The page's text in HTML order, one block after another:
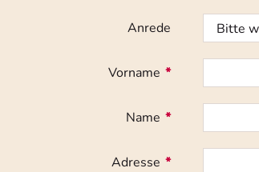
Anrede
Vorname *
Name *
Adresse *